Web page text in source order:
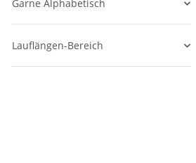
Garne Alphabetisch
Lauflängen-Bereich